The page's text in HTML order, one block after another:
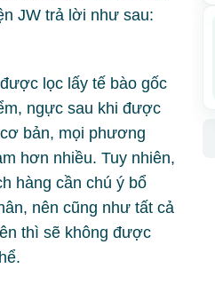
JW trả lời như sau:
lọc lấy tế bào gốc
ngực sau khi được
bản, mọi phương
hơn nhiều. Tuy nhiên,
hàng cần chú ý bổ
nên cũng như tất cả
thì sẽ không được